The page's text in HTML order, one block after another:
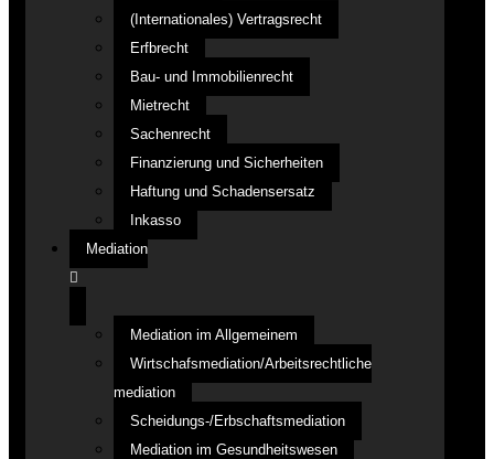
(Internationales) Vertragsrecht
Erfbrecht
Bau- und Immobilienrecht
Mietrecht
Sachenrecht
Finanzierung und Sicherheiten
Haftung und Schadensersatz
Inkasso
Mediation
Mediation im Allgemeinem
Wirtschafsmediation/Arbeitsrechtliche
mediation
Scheidungs-/Erbschaftsmediation
Mediation im Gesundheitswesen